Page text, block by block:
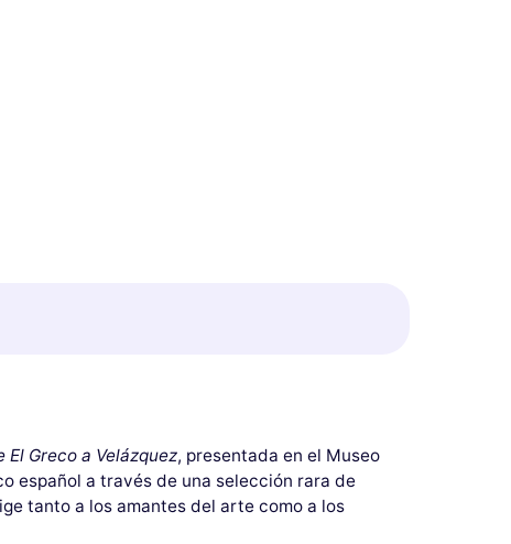
Greco a Velázquez, presentada en el Museo
español a través de una selección rara de
tanto a los amantes del arte como a los